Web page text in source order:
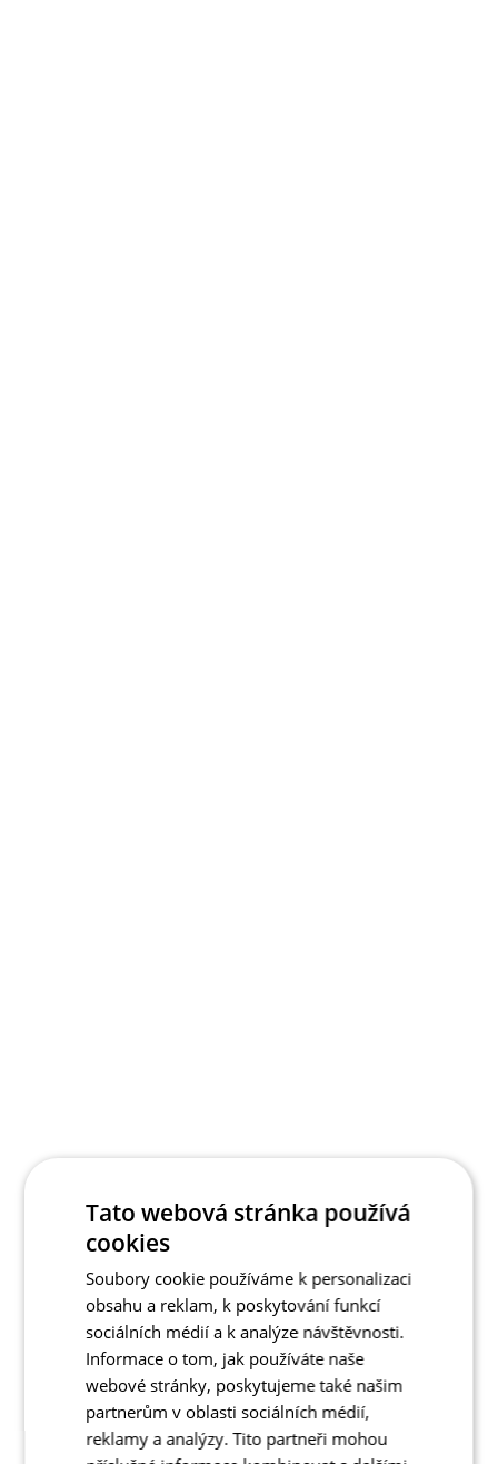
Tato webová stránka používá
cookies
Soubory cookie používáme k personalizaci
obsahu a reklam, k poskytování funkcí
sociálních médií a k analýze návštěvnosti.
Informace o tom, jak používáte naše
webové stránky, poskytujeme také našim
partnerům v oblasti sociálních médií,
reklamy a analýzy. Tito partneři mohou